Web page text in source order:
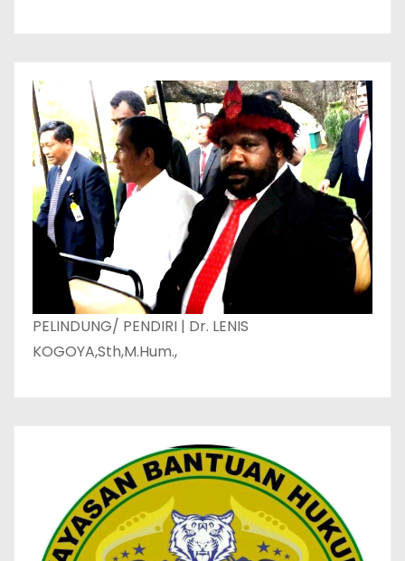
PELINDUNG/ PENDIRI | Dr. LENIS
KOGOYA,Sth,M.Hum.,